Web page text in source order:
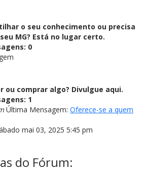
o seu conhecimento ou precisa
MG? Está no lugar certo.
0
ou comprar algo? Divulgue aqui.
1
Última Mensagem: Oferece-se a quem
mai 03, 2025 5:45 pm
do Fórum: